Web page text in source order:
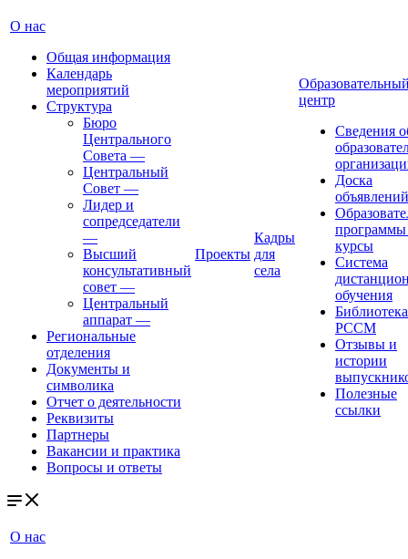
О нас
Общая информация
Календарь
мероприятий
Структура
Бюро
Центрального
Совета —
Центральный
Совет —
Лидер и
сопредседатели
—
Высший
консультативный
совет —
Центральный
аппарат —
Региональные
отделения
Документы и
символика
Отчет о деятельности
Реквизиты
Партнеры
Вакансии и практика
Вопросы и ответы
Проекты
Кадры
для
села
центр
Сведения
Доска
объявлений
курсы
Система
обучения
Библиотека
РССМ
Отзывы и
истории
Полезные
ссылки
О нас